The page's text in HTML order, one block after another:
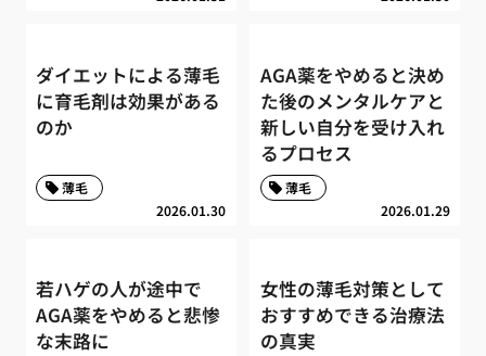
ダイエットによる薄毛
に育毛剤は効果がある
のか
2026.01.30
薄毛
AGA薬をやめると決め
た後のメンタルケアと
新しい自分を受け入れ
るプロセス
2026.01.29
薄毛
若ハゲの人が途中で
AGA薬をやめると悲惨
な末路に
女性の薄毛対策として
おすすめできる治療法
の真実